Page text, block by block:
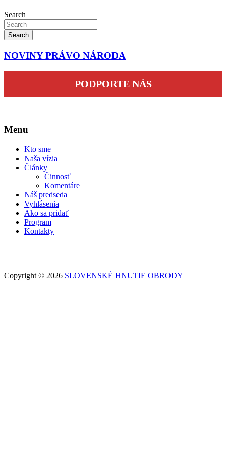
Search
Search
NOVINY PRÁVO NÁRODA
PODPORTE NÁS
Menu
Kto sme
Naša vízia
Články
Činnosť
Komentáre
Náš predseda
Vyhlásenia
Ako sa pridať
Program
Kontakty
Copyright © 2026 SLOVENSKÉ HNUTIE OBRODY